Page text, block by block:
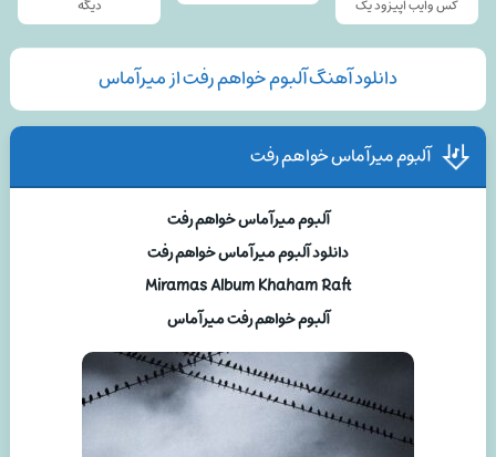
کَس وایب اپیزود یک
دیگه
دانلود آهنگ آلبوم خواهم رفت از میرآماس
آلبوم میرآماس خواهم رفت
آلبوم میرآماس خواهم رفت
دانلود آلبوم میرآماس خواهم رفت
Miramas Album Khaham Raft
آلبوم خواهم رفت میرآماس